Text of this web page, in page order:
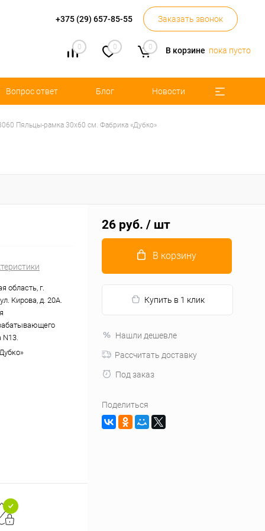
+375 (29) 657-85-55 Заказать звонок
0 0 0 В корзине пока пусто
Вопрос ответ Блог Новости
Пяльцы-рамка 30х60 см. Фабрика «Дубко»
область, г.
Кирова, д. 20А.
N13.
26 руб. / шт
В корзину
Купить в 1 клик
Нашли дешевле
Рассчитать доставку
Под заказ
Поделиться